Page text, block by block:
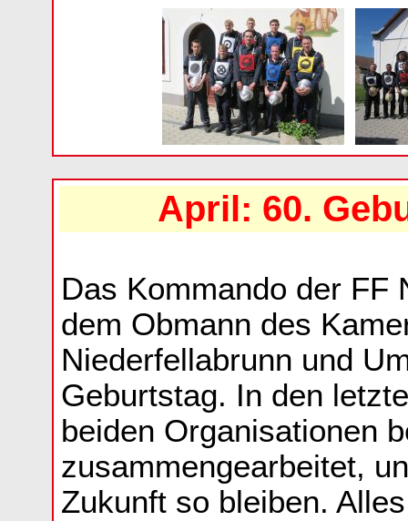
April: 60.
Das Kommando der FF
dem Obmann des
Niederfellabrunn und
Geburtstag. In den
beiden Organisationen
zusammengearbeitet,
Zukunft so bleiben.